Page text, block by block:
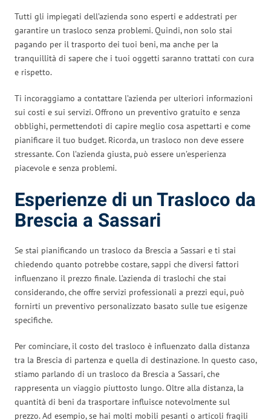
Tutti gli impiegati dell’azienda sono esperti e addestrati per
garantire un trasloco senza problemi. Quindi, non solo stai
pagando per il trasporto dei tuoi beni, ma anche per la
tranquillità di sapere che i tuoi oggetti saranno trattati con cura
e rispetto.
Ti incoraggiamo a contattare l’azienda per ulteriori informazioni
sui costi e sui servizi. Offrono un preventivo gratuito e senza
obblighi, permettendoti di capire meglio cosa aspettarti e come
pianificare il tuo budget. Ricorda, un trasloco non deve essere
stressante. Con l’azienda giusta, può essere un’esperienza
piacevole e senza problemi.
Esperienze di un Trasloco da
Brescia a Sassari
Se stai pianificando un trasloco da Brescia a Sassari e ti stai
chiedendo quanto potrebbe costare, sappi che diversi fattori
influenzano il prezzo finale. L’azienda di traslochi che stai
considerando, che offre servizi professionali a prezzi equi, può
fornirti un preventivo personalizzato basato sulle tue esigenze
specifiche.
Per cominciare, il costo del trasloco è influenzato dalla distanza
tra la Brescia di partenza e quella di destinazione. In questo caso,
stiamo parlando di un trasloco da Brescia a Sassari, che
rappresenta un viaggio piuttosto lungo. Oltre alla distanza, la
quantità di beni da trasportare influisce notevolmente sul
prezzo. Ad esempio, se hai molti mobili pesanti o articoli fragili